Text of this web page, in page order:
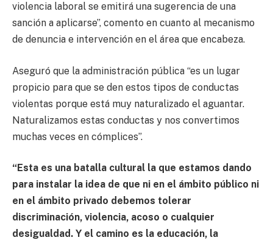
violencia laboral se emitirá una sugerencia de una
sanción a aplicarse”, comento en cuanto al mecanismo
de denuncia e intervención en el área que encabeza.
Aseguró que la administración pública “es un lugar
propicio para que se den estos tipos de conductas
violentas porque está muy naturalizado el aguantar.
Naturalizamos estas conductas y nos convertimos
muchas veces en cómplices”.
“Esta es una batalla cultural la que estamos dando
para instalar la idea de que ni en el ámbito público ni
en el ámbito privado debemos tolerar
discriminación, violencia, acoso o cualquier
desigualdad. Y el camino es la educación, la